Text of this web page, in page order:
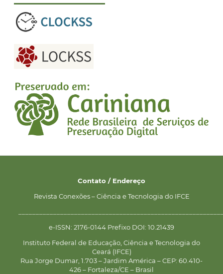
Contato / Endereço
Revista Conexões – Ciência e Tecnologia do IFCE
e-ISSN: 2176-0144 Prefixo DOI: 10.21439
Instituto Federal de Educação, Ciência e Tecnologia do
Ceará (IFCE)
Rua Jorge Dumar, 1.703 – Jardim América – CEP: 60.410-
426 – Fortaleza/CE – Brasil